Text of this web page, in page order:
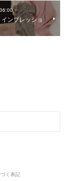
ンプレッショ
く表記